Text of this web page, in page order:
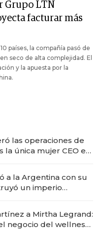
Grupo LTN
facturar más
países, la compañía pasó de
seco de alta complejidad. El
y la apuesta por la
las operaciones de
la única mujer CEO en
a la Argentina con su
un imperio
a Mirtha Legrand:
negocio del wellness